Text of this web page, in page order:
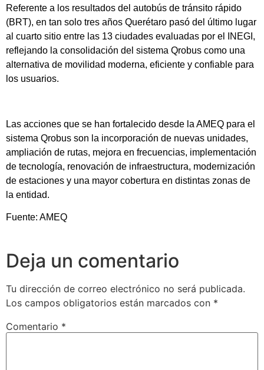
Referente a los resultados del autobús de tránsito rápido
(BRT), en tan solo tres años Querétaro pasó del último lugar
al cuarto sitio entre las 13 ciudades evaluadas por el INEGI,
reflejando la consolidación del sistema Qrobus como una
alternativa de movilidad moderna, eficiente y confiable para
los usuarios.
Las acciones que se han fortalecido desde la AMEQ para el
sistema Qrobus son la incorporación de nuevas unidades,
ampliación de rutas, mejora en frecuencias, implementación
de tecnología, renovación de infraestructura, modernización
de estaciones y una mayor cobertura en distintas zonas de
la entidad.
Fuente: AMEQ
Deja un comentario
Tu dirección de correo electrónico no será publicada.
Los campos obligatorios están marcados con *
Comentario *